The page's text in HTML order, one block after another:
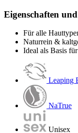
Eigenschaften
Für alle
Naturrein &
Ideal als Basis
Leaping
NaTrue
Unisex